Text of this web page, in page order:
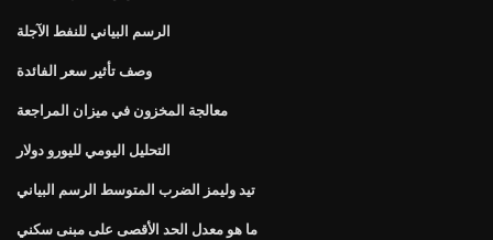
الرسم البياني للنفط الآجلة
وصف تأثير سعر الفائدة
معالجة المخزون في ميزان المراجعة
التحليل اليومي لليورو دولار
تيد وليمز الضرب المتوسط ​​الرسم البياني
ما هو معدل الحد الأقصى على مبنى سكني